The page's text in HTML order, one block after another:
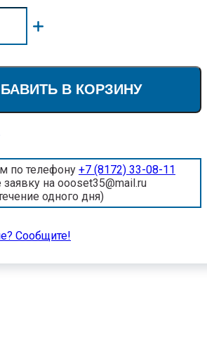
В КОРЗИНУ
по телефону +7 (8172) 33-08-11
на oooset35@mail.ru
одного дня)
Cообщите!